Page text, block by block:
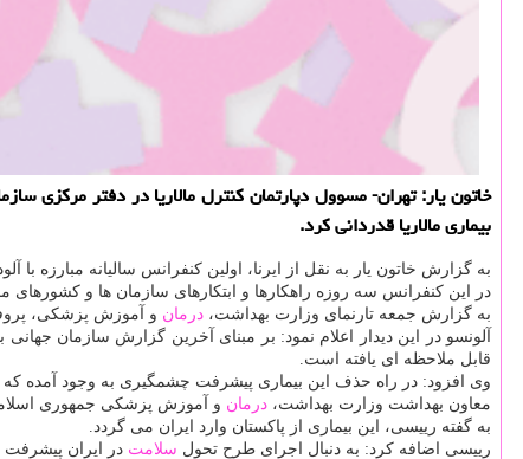
خاتون یار: تهران- مسوول دپارتمان كنترل مالاریا در دفتر مركزی
بیماری مالاریا قدردانی كرد.
‫به گزارش خاتون یار به نقل از ایرنا، اولین كنفرانس سالیانه مبارزه با
در این كنفرانس سه روزه راهكارها و ابتكارهای سازمان ها و كشورهای
به گزارش جمعه تارنمای وزارت بهداشت، درمان و آموزش پزشكی،
قابل ملاحظه ای یافته است.
وی افزود: در راه حذف این بیماری پیشرفت چشمگیری به وجود آمده كه
معاون بهداشت وزارت بهداشت، درمان و آموزش پزشكی جمهوری اسلامی
به گفته رییسی، این بیماری از پاكستان وارد ایران می گردد.
رییسی اضافه كرد: به دنبال اجرای طرح تحول سلامت در ایران